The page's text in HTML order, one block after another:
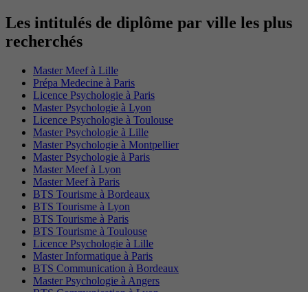
Les intitulés de diplôme par ville les plus
recherchés
Master Meef à Lille
Prépa Medecine à Paris
Licence Psychologie à Paris
Master Psychologie à Lyon
Licence Psychologie à Toulouse
Master Psychologie à Lille
Master Psychologie à Montpellier
Master Psychologie à Paris
Master Meef à Lyon
Master Meef à Paris
BTS Tourisme à Bordeaux
BTS Tourisme à Lyon
BTS Tourisme à Paris
BTS Tourisme à Toulouse
Licence Psychologie à Lille
Master Informatique à Paris
BTS Communication à Bordeaux
Master Psychologie à Angers